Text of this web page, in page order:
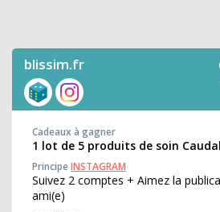
blissim.fr
Cadeaux à gagner
1 lot de 5 produits de soin
PrincipeINSTAGRAM
Suivez 2 comptes + Aimez la
ami(e)